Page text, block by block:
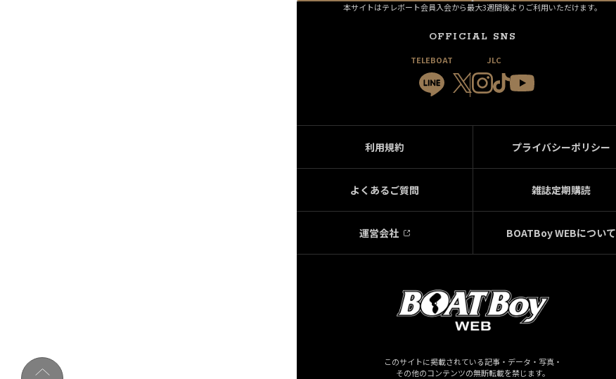
本サイトはテレボート会員入会から最大3週間後よりご利用いただけます。
OFFICIAL SNS
TELEBOAT JLC
利用規約 プライバシーポリシー
よくあるご質問 雑誌定期購読
運営会社 BOATBoy WEBについて
このサイトに掲載されている記事・データ・写真・
その他のコンテンツの無断転載を禁じます。